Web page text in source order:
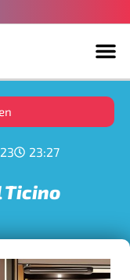
23:27
Ticino